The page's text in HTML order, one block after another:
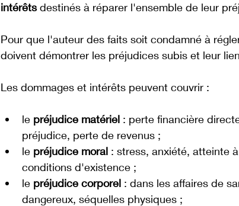
intérêts destinés à réparer l'ensemble de leur
Pour que l'auteur des faits soit condamné à
doivent démontrer les préjudices subis et leur
Les dommages et intérêts peuvent couvrir :
le préjudice matériel : perte financière
préjudice, perte de revenus ;
le préjudice moral : stress, anxiété, atteinte
conditions d'existence ;
le préjudice corporel : dans les affaires de
dangereux, séquelles physiques ;